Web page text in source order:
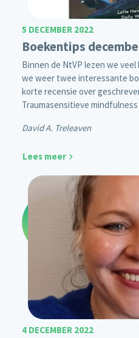
5 DECEMBER 2022
Boekentips
Binnen de NtVP lezen we
we weer twee interessante
korte recensie over
Traumasensitieve mindfulness
David A. Treleaven
Lees meer
4 DECEMBER 2022